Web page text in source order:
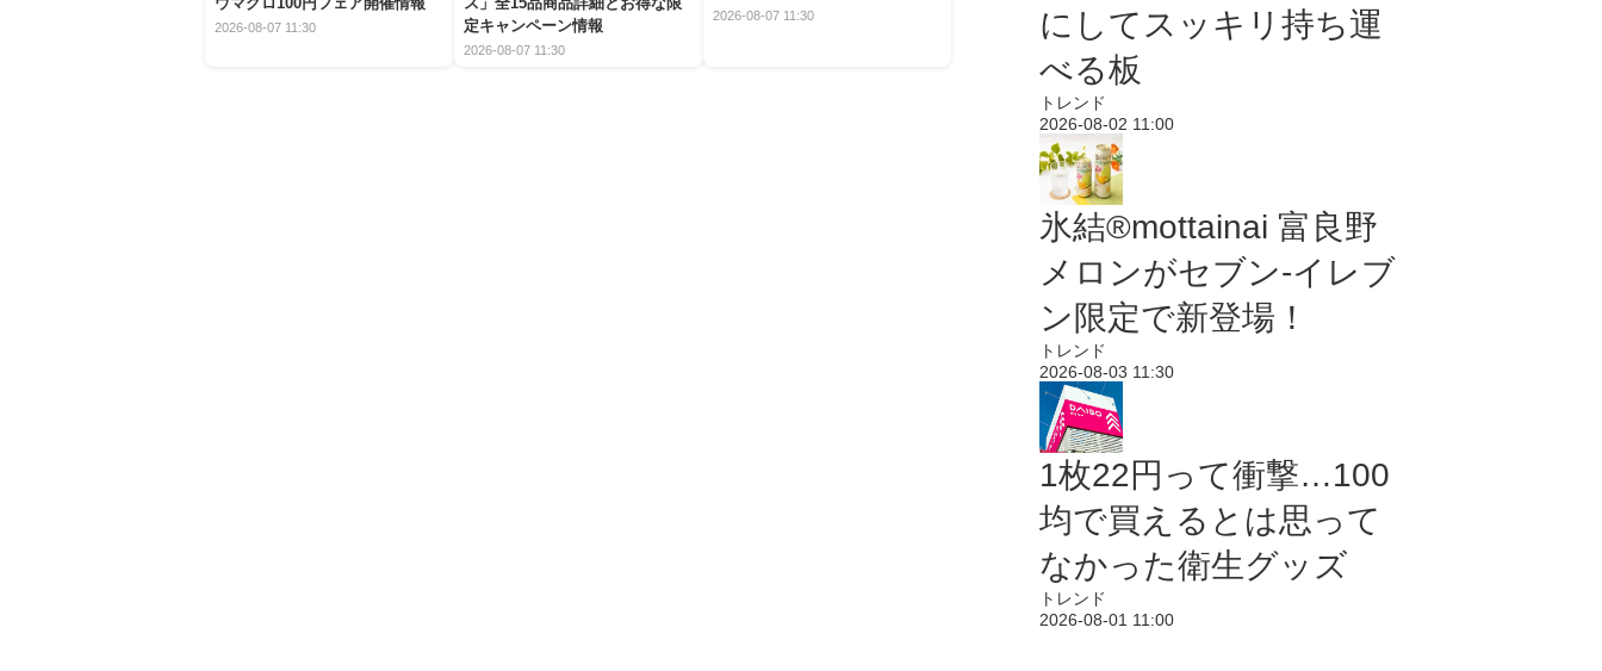
2026-08-07 11:30
定キャンペーン情報
2026-08-07 11:30
2026-08-07 11:30
にしてスッキリ持ち運
べる板
トレンド
2026-08-02 11:00
氷結®mottainai 富良野
メロンがセブン‐イレブ
ン限定で新登場！
トレンド
2026-08-03 11:30
1枚22円って衝撃…100
均で買えるとは思って
なかった衛生グッズ
トレンド
2026-08-01 11:00